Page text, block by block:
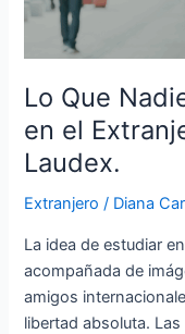
Lo Que
en el
Laudex.
Extranjero / Diana
La idea de estudiar
acompañada de
amigos
libertad absoluta.
Dice
Estudiar
en
Extranjero.
Testimonio
Laudex.